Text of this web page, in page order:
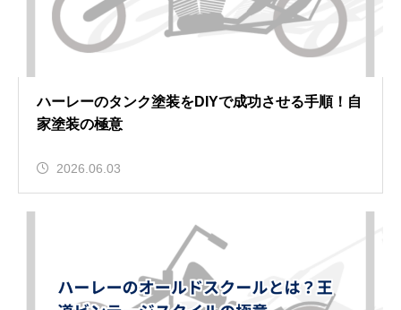
ハーレーのタンク塗装をDIYで成功させる手順！自
家塗装の極意
2026.06.03